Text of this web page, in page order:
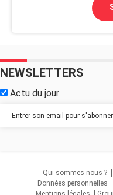
NEWSLETTERS
Actu du jour
...
Qui sommes-nous ?
Données personnelles